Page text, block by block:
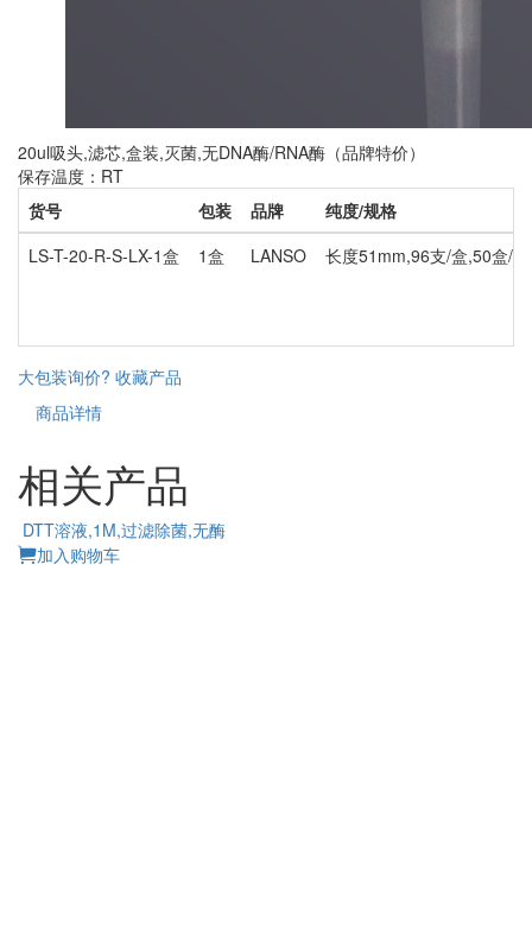
20ul吸头,滤芯,盒装,灭菌,无DNA酶/RNA酶（品牌特价）
保存温度：RT
货号
包装 品牌
纯度/规格
LS-T-20-R-S-LX-1盒
1盒 LANSO 长度51mm,96支/盒,50盒/箱
大包装询价? 收藏产品
商品详情
相关产品
DTT溶液,1M,过滤除菌,无酶
加入购物车